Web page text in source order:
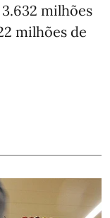
milhões
milhões de